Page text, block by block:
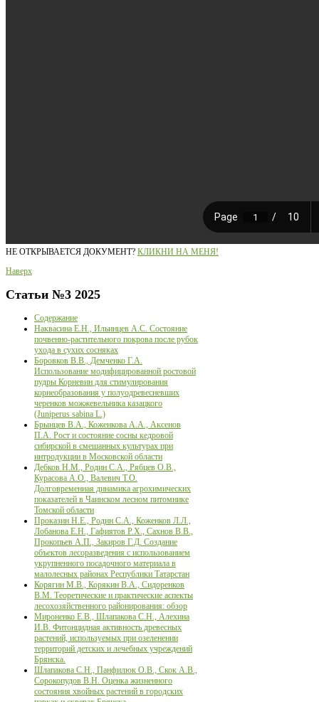
НЕ ОТКРЫВАЕТСЯ ДОКУМЕНТ? КЛИКНИ НА МЕНЯ!
Наверх
Статьи №3 2025
Содержание
Наквасина Е.Н., Ильинцев А.С. Состояние
почвенно-растительного покрова после рубок
ухода в сухих сосняках
Боровков В.В., Демченко Г.А.
Использование модифицированной ростовой
пудры Корневин для стимулирования
корнеобразования у полуодревесневших
черенков можжевельника казацкого
(Juniperus sabina L.)
Брынцев В.А., Коженкова А.А., Аксенов
П.А. Рост и состояние сосны кедровой
сибирской в смешанных культурах при
интродукции в Московской области
Дебков Н.М., Родин С.А., Рябцев О.В.,
Курасова А.О., Валевич Т.О.
Долговременная динамика агрохимических
показателей в Чаинском лесном питомнике
Томской области
Проказин Н.Е., Родин С.А., Коженков Л.Л.,
Лобанова Е.Н., Гафиятов Р.Х., Сахнов В.В.,
Прокопьев А.П., Закиров Г.Д. Создание
объектов лесоразведения с использованием
укрупненного посадочного материала в
малолесных районах Республики Татарстан
Корягин М.В., Корякин В.А., Сидоренков
В.М. Теоретические и практические аспекты
лесохозяйственного районирования: обзор
Мироненко Е.В., Шлапакова С.Н., Алехина
И.В. Фитонцидная активность древесных
растений, используемых при озеленении
территорий детских и лечебных учреждений
Брянска.
Шлапакова С.Н., Панфилюк О.В., Скок А.В.,
Сорокопудов В.Н. Оценка жизненного
состояния хвойных растений в городских